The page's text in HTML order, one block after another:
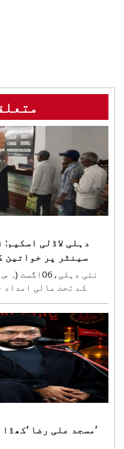
دہلی لاڈلی
سینٹر پر خواتین
کے تحت مالی امداد
دہلی کے این وی کے
درخواست گزار